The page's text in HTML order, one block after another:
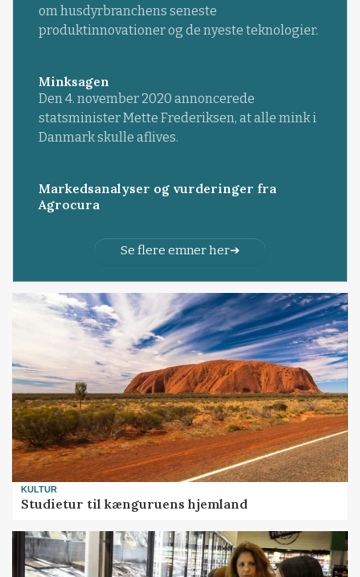
om husdyrbranchens seneste
produktinnovationer og de nyeste teknologier.
Minksagen
Den 4. november 2020 annoncerede
statsminister Mette Frederiksen, at alle mink i
Danmark skulle aflives.
Markedsanalyser og vurderinger fra
Agrocura
Se flere emner her
KULTUR
Studietur til kænguruens hjemland